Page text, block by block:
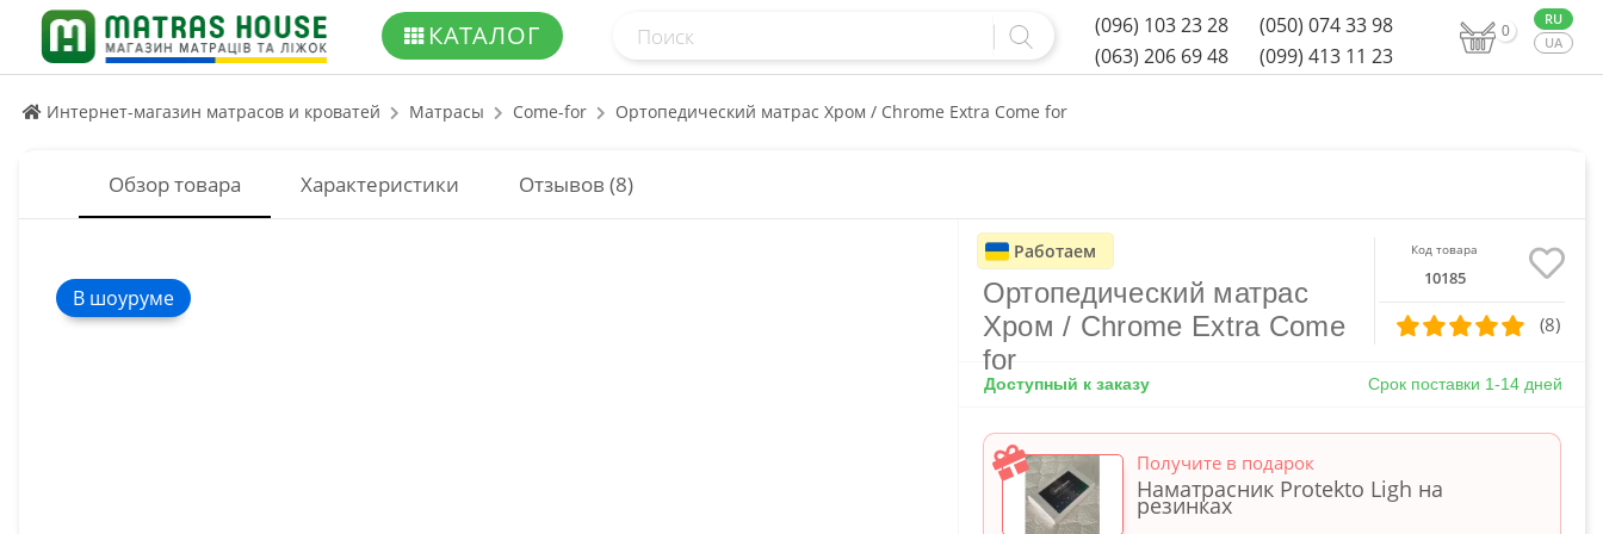
КАТАЛОГ (096) 103 23 28
(050) 074 33 98
(063) 206 69 48
(099) 413 11 23
0
Интернет-магазин матрасов и кроватей Матрасы Come-for Ортопедический матрас Хром / Chrome Extra Come for
Обзор товара Характеристики Отзывов (8)
В шоуруме
Работаем
Ортопедический матрас
Хром / Chrome Extra Come
for
Код товара
10185
(8)
Доступный к заказу Срок поставки 1-14 дней
Получите в подарок
Наматрасник Protekto Ligh на
резинках